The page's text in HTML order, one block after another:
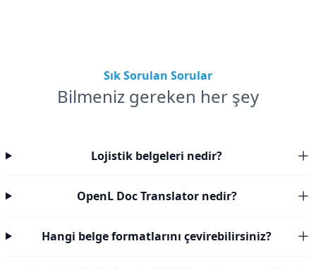
Sık Sorulan Sorular
Bilmeniz gereken her şey
Lojistik belgeleri nedir?
OpenL Doc Translator nedir?
Hangi belge formatlarını çevirebilirsiniz?